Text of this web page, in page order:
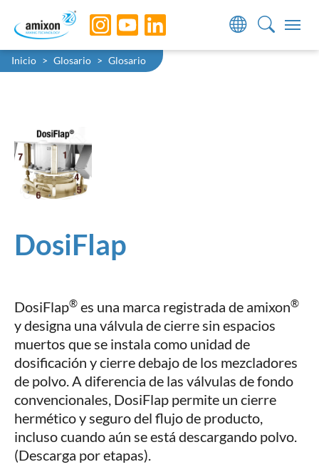
Skip to main navigation
Skip to main content
Skip to page footer
You are here:
Inicio Glosario Glosario
DosiFlap
DosiFlap® es una marca registrada de amixon®
y designa una válvula de cierre sin espacios
muertos que se instala como unidad de
dosificación y cierre debajo de los mezcladores
de polvo. A diferencia de las válvulas de fondo
convencionales, DosiFlap permite un cierre
hermético y seguro del flujo de producto,
incluso cuando aún se está descargando polvo.
(Descarga por etapas).